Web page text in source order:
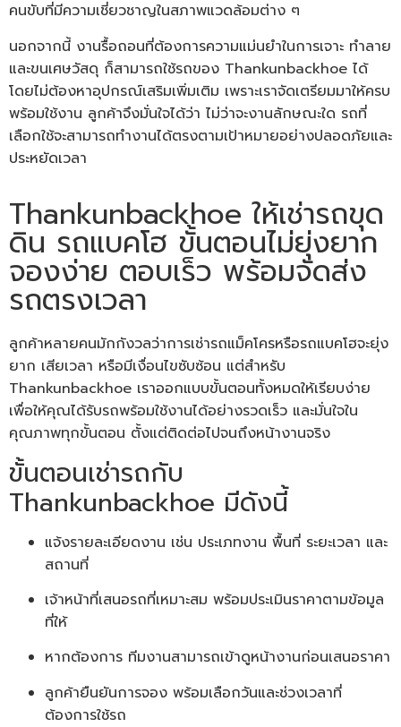
คนขับที่มีความเชี่ยวชาญในสภาพแวดล้อมต่าง ๆ
นอกจากนี้ งานรื้อถอนที่ต้องการความแม่นยำในการเจาะ ทำลาย
และขนเศษวัสดุ ก็สามารถใช้รถของ Thankunbackhoe ได้
โดยไม่ต้องหาอุปกรณ์เสริมเพิ่มเติม เพราะเราจัดเตรียมมาให้ครบ
พร้อมใช้งาน ลูกค้าจึงมั่นใจได้ว่า ไม่ว่าจะงานลักษณะใด รถที่
เลือกใช้จะสามารถทำงานได้ตรงตามเป้าหมายอย่างปลอดภัยและ
ประหยัดเวลา
Thankunbackhoe ให้เช่ารถขุด
ดิน รถแบคโฮ ขั้นตอนไม่ยุ่งยาก
จองง่าย ตอบเร็ว พร้อมจัดส่ง
รถตรงเวลา
ลูกค้าหลายคนมักกังวลว่าการเช่ารถแม็คโครหรือรถแบคโฮจะยุ่ง
ยาก เสียเวลา หรือมีเงื่อนไขซับซ้อน แต่สำหรับ
Thankunbackhoe เราออกแบบขั้นตอนทั้งหมดให้เรียบง่าย
เพื่อให้คุณได้รับรถพร้อมใช้งานได้อย่างรวดเร็ว และมั่นใจใน
คุณภาพทุกขั้นตอน ตั้งแต่ติดต่อไปจนถึงหน้างานจริง
ขั้นตอนเช่ารถกับ
Thankunbackhoe มีดังนี้
แจ้งรายละเอียดงาน เช่น ประเภทงาน พื้นที่ ระยะเวลา และ
สถานที่
เจ้าหน้าที่เสนอรถที่เหมาะสม พร้อมประเมินราคาตามข้อมูล
ที่ให้
หากต้องการ ทีมงานสามารถเข้าดูหน้างานก่อนเสนอราคา
ลูกค้ายืนยันการจอง พร้อมเลือกวันและช่วงเวลาที่
ต้องการใช้รถ